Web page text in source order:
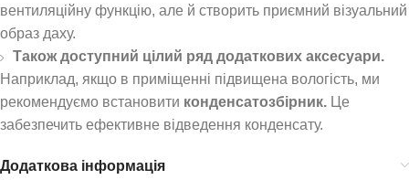
вентиляційну функцію, але й створить приємний візуальний
образ даху.
Також доступний цілий ряд додаткових аксесуари.
Наприклад, якщо в приміщенні підвищена вологість, ми
рекомендуємо встановити конденсатозбірник. Це
забезпечить ефективне відведення конденсату.
Додаткова інформація